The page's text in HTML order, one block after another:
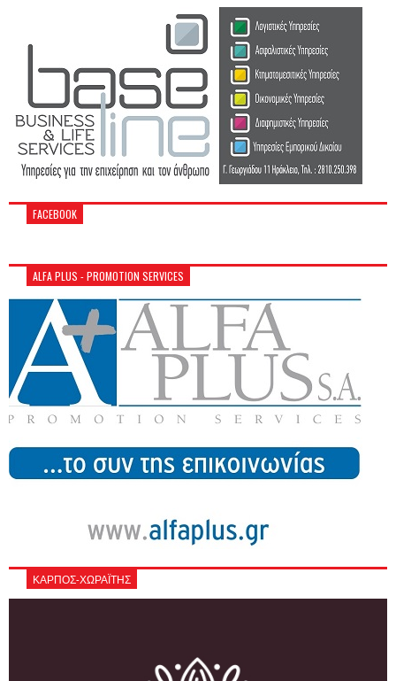
FACEBOOK
ALFA PLUS - PROMOTION SERVICES
ΚΑΡΠΟΣ-ΧΩΡΑΪΤΗΣ